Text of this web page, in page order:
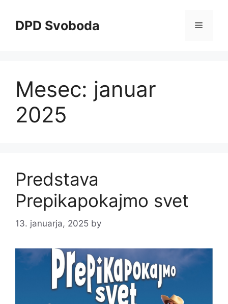
contentDPD Svoboda Menu
Mesec: januar
2025
Predstava
Prepikapokajmo svet
13. januarja, 2025 by